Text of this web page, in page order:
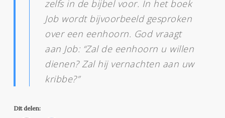
zelfs in de bijbel voor. In het boek
Job wordt bijvoorbeeld gesproken
over een eenhoorn. God vraagt
aan Job: “Zal de eenhoorn u willen
dienen? Zal hij vernachten aan uw
kribbe?”
Dit delen: